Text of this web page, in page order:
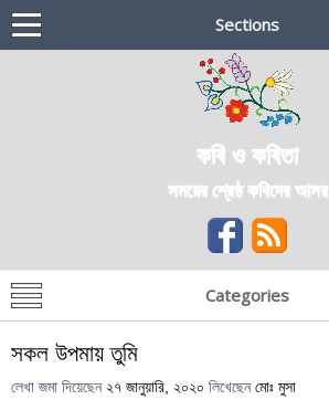
Sections
কবি ও কবিতা
সময়ের শ্রেষ্ঠ কবিদের আসর
Categories
সকল উপমায় তুমি
লেখা জমা দিয়েছেন ২৭ জানুয়ারি, ২০২০ লিখেছেন মোঃ মুসা